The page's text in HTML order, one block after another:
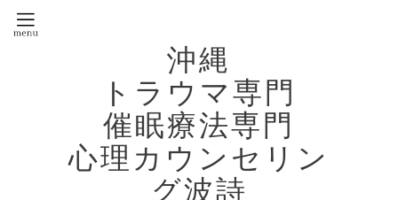
沖縄
トラウマ専門
催眠療法専門
心理カウンセリン
グ波詩